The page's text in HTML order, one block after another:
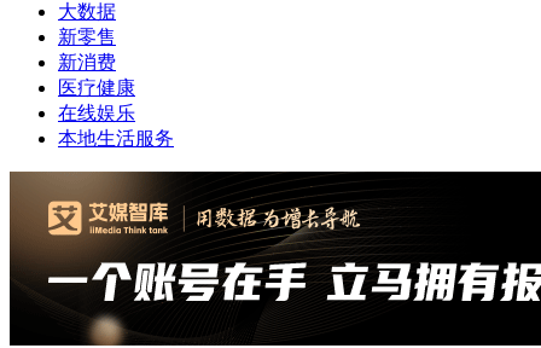
大数据
新零售
新消费
医疗健康
在线娱乐
本地生活服务